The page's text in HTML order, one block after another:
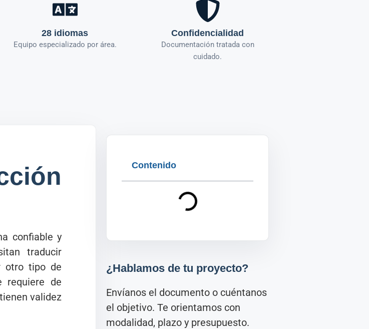
28 idiomas
Equipo especializado por área.
Confidencialidad
Documentación tratada con
cuidado.
confiable y
traducir
otro tipo de
requiere de
validez
Contenido
¿Hablamos de tu proyecto?
Envíanos el documento o cuéntanos
el objetivo. Te orientamos con
modalidad, plazo y presupuesto.